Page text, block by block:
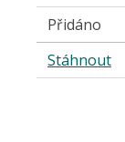
Přidáno
Stáhnout